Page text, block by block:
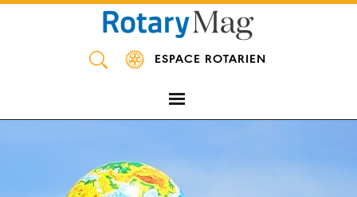
ESPACE ROTARIEN
Panneau de gestion des cookies